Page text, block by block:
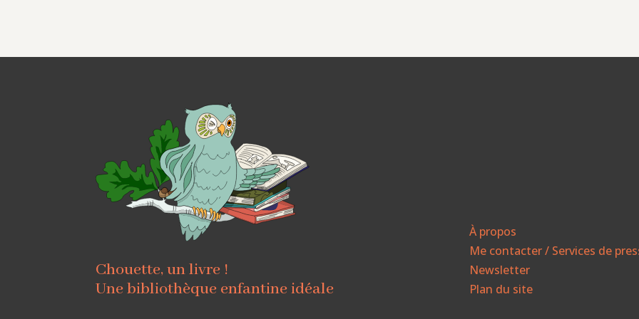
Chouette, un livre !
Une bibliothèque enfantine idéale
À propos
Me contacter / Services de
Newsletter
Plan du site